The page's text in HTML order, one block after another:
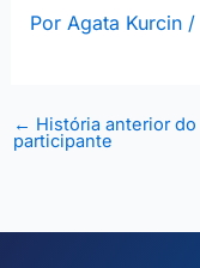
Por Agata Kurcin /
← História anterior do
participante